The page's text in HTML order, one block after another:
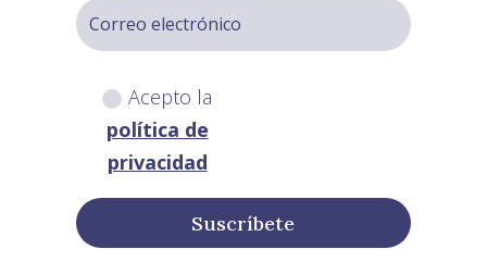
Acepto la
política de
privacidad
Suscríbete